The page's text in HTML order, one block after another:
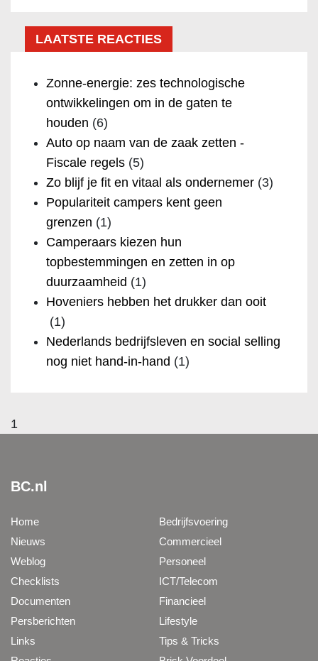
LAATSTE REACTIES
Zonne-energie: zes technologische
ontwikkelingen om in de gaten te
houden (6)
Auto op naam van de zaak zetten -
Fiscale regels (5)
Zo blijf je fit en vitaal als ondernemer (3)
Populariteit campers kent geen
grenzen (1)
Camperaars kiezen hun
topbestemmingen en zetten in op
duurzaamheid (1)
Hoveniers hebben het drukker dan ooit
(1)
Nederlands bedrijfsleven en social selling
nog niet hand-in-hand (1)
1
BC.nl
Home
Nieuws
Weblog
Checklists
Documenten
Persberichten
Links
Bedrijfsvoering
Commercieel
Personeel
ICT/Telecom
Financieel
Lifestyle
Tips & Tricks